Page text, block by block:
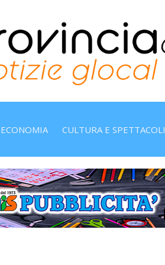
ECONOMIA CULTURA E SPETTACOLI